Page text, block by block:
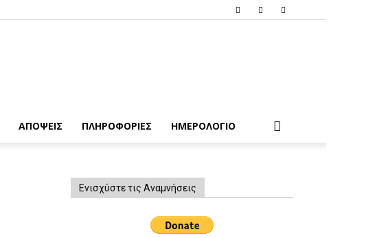
ΑΠΟΨΕΙΣ ΠΛΗΡΟΦΟΡΙΕΣ ΗΜΕΡΟΛΟΓΙΟ
Ενισχύστε τις Αναμνήσεις